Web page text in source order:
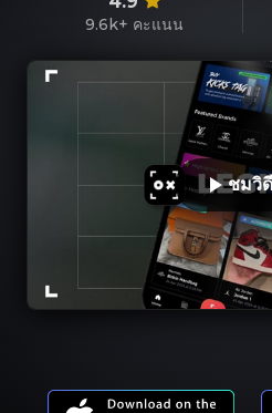
9.6k+ คะแนน
ชมวิ